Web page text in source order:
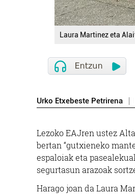
Laura Martinez eta
Urko Etxebeste Petrirena
Lezoko EAJren ustez
bertan “gutxieneko
espaloiak eta
segurtasun arazoak
Harago joan da Laura